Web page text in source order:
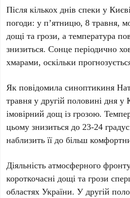
Після кількох днів спекиу
погоди:у п’ятницю, 8 травня,
дощі та грози, а температура
знизиться. Сонце періодично
хмарами, оскільки
Як повідомила синоптикиня
травня у другій половині дняу
імовірний дощ із грозою.
цьому знизиться до23-24
наблизить її до більш
Діяльність атмосферного
короткочасні дощі та грози
областях України. У другій